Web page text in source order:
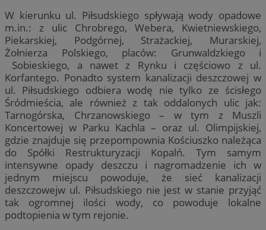
W kierunku ul. Piłsudskiego spływają wody opadowe
m.in.: z ulic Chrobrego, Webera, Kwietniewskiego,
Piekarskiej, Podgórnej, Strażackiej, Murarskiej,
Żołnierza Polskiego, placów: Grunwaldzkiego i
Sobieskiego, a nawet z Rynku i częściowo z ul.
Korfantego. Ponadto system kanalizacji deszczowej w
ul. Piłsudskiego odbiera wodę nie tylko ze ścisłego
Śródmieścia, ale również z tak oddalonych ulic jak:
Tarnogórska, Chrzanowskiego – w tym z Muszli
Koncertowej w Parku Kachla – oraz ul. Olimpijskiej,
gdzie znajduje się przepompownia Kościuszko należąca
do Spółki Restrukturyzacji Kopalń. Tym samym
intensywne opady deszczu i nagromadzenie ich w
jednym miejscu powoduje, że sieć kanalizacji
deszczowejw ul. Piłsudskiego nie jest w stanie przyjąć
tak ogromnej ilości wody, co powoduje lokalne
podtopienia w tym rejonie.